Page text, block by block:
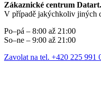
Zákaznické centrum
V případě jakýchkoliv jiných
Po–pá – 8:00 až 21:00
So–ne – 9:00 až 21:00
Zavolat na tel. +420 225 991